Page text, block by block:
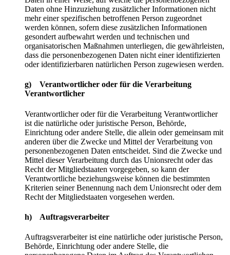
Daten ohne Hinzuziehung zusätzlicher Informationen nicht
mehr einer spezifischen betroffenen Person zugeordnet
werden können, sofern diese zusätzlichen Informationen
gesondert aufbewahrt werden und technischen und
organisatorischen Maßnahmen unterliegen, die gewährleisten,
dass die personenbezogenen Daten nicht einer identifizierten
oder identifizierbaren natürlichen Person zugewiesen werden.
g) Verantwortlicher oder für die Verarbeitung
Verantwortlicher
Verantwortlicher oder für die Verarbeitung Verantwortlicher
ist die natürliche oder juristische Person, Behörde,
Einrichtung oder andere Stelle, die allein oder gemeinsam mit
anderen über die Zwecke und Mittel der Verarbeitung von
personenbezogenen Daten entscheidet. Sind die Zwecke und
Mittel dieser Verarbeitung durch das Unionsrecht oder das
Recht der Mitgliedstaaten vorgegeben, so kann der
Verantwortliche beziehungsweise können die bestimmten
Kriterien seiner Benennung nach dem Unionsrecht oder dem
Recht der Mitgliedstaaten vorgesehen werden.
h) Auftragsverarbeiter
Auftragsverarbeiter ist eine natürliche oder juristische Person,
Behörde, Einrichtung oder andere Stelle, die